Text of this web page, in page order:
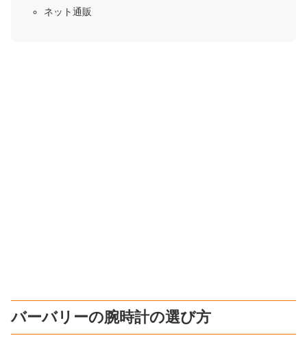
ネット通販
バーバリーの腕時計の選び方